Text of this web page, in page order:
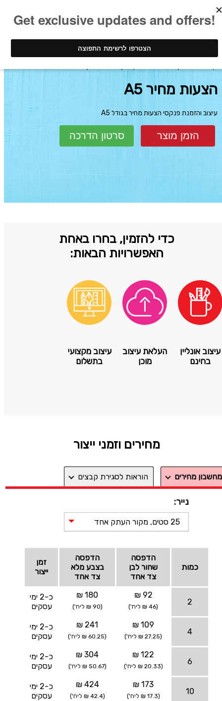
הצעות מחיר A5
עיצוב והזמנת פנקסי הצעות מחיר בגודל A5
הזמן מוצר סרטון הדרכה
כדי להזמין, בחרו באחת
האפשרויות הבאות:
עיצוב אונליין
בחינם
העלאת עיצוב
מוכן
עיצוב מקצועי
בתשלום
מחירים וזמני ייצור
מחשבון מחירים הוראות לסגירת קבצים
נייר:
25 סטים, מקור העתק אחד
כמות
הדפסה
שחור לבן
צד אחד
הדפסה
בצבע מלא
צד אחד
זמן
ייצור
2
92 ₪
(46 ₪ ליח')
180 ₪
(90 ₪ ליח')
כ-2 ימי
עסקים
4
109 ₪
(27.25 ₪ ליח')
241 ₪
(60.25 ₪ ליח')
כ-2 ימי
עסקים
6
122 ₪
(20.33 ₪ ליח')
304 ₪
(50.67 ₪ ליח')
כ-2 ימי
עסקים
10
173 ₪
(17.3 ₪ ליח')
424 ₪
(42.4 ₪ ליח')
כ-2 ימי
עסקים